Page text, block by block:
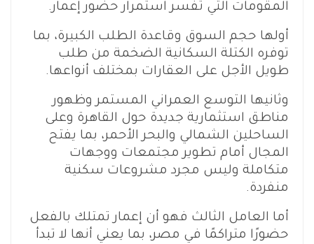
المقومات التي تفسر استمرار حضور إعمار.
أولها حجم السوق وقاعدة الطلب الكبيرة، بما
توفره الكتلة السكانية الضخمة من طلب
طويل الأجل على العقارات بمختلف أنواعها.
وثانيها التوسع العمراني المستمر وظهور
مناطق استثمارية جديدة حول القاهرة وعلى
الساحلين الشمالي والبحر الأحمر، بما يفتح
المجال أمام تطوير مجتمعات ووجهات
متكاملة وليس مجرد مشروعات سكنية
منفردة.
أما العامل الثالث فهو أن إعمار تمتلك بالفعل
حضورًا متراكمًا في مصر، بما يعني أنها لا تبدأ